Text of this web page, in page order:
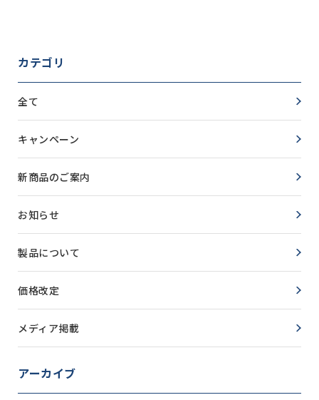
カテゴリ
全て
キャンペーン
新商品のご案内
お知らせ
製品について
価格改定
メディア掲載
アーカイブ